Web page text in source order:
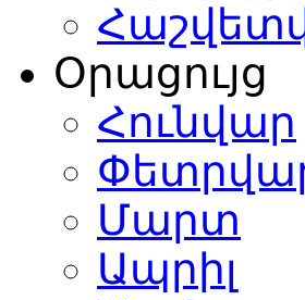
Օրացույց
Հունվար
Մարտ
Ապրիլ